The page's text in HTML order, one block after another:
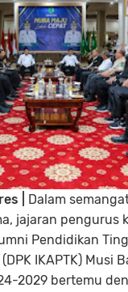
|
Dalam
jajaran pengurus
Pendidikan
IKAPTK) Musi
2029 bertemu